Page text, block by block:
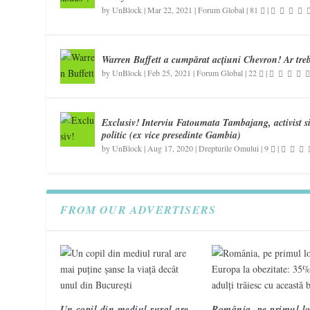
byUnBlock |Mar 22, 2021 |Forum Global |81 |
Warren Buffett a cumpărat acțiuni Chevron! Ar
byUnBlock |Feb 25, 2021 |Forum Global |22 |
Exclusiv! Interviu Fatoumata Tambajang, activist
politic (ex vice presedinte Gambia)
byUnBlock | Aug 17, 2020|Drepturile Omului |9 |
FROM OUR ADVERTISERS